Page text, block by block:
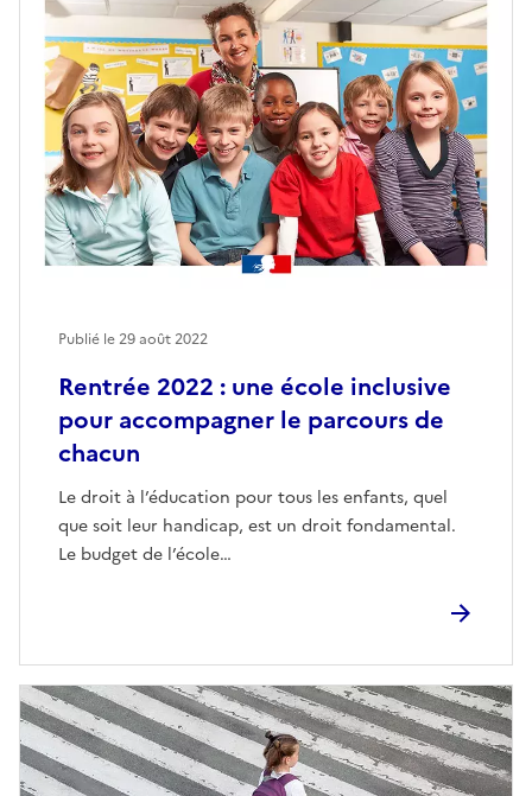
Rentrée 2022 : une école inclusive
pour accompagner le parcours de
chacun
Le droit à l’éducation pour tous les enfants, quel
que soit leur handicap, est un droit fondamental.
Le budget de l’école…
Publié le29 août 2022